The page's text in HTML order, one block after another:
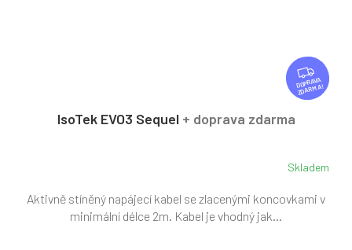
Z
D
A
ZDARMA
IsoTek EVO3 Sequel + doprava zdarma
Skladem
Aktivně stíněný napájecí kabel se zlacenými koncovkami v
minimální délce 2m. Kabel je vhodný jak...